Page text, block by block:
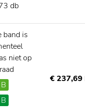
db
band is
niet op
B
B
€ 237,69